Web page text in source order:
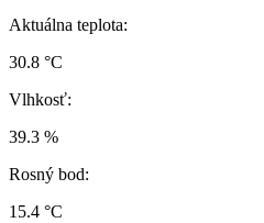
Aktuálna teplota:
30.8 °C
Vlhkosť:
39.3 %
Rosný bod:
15.4 °C